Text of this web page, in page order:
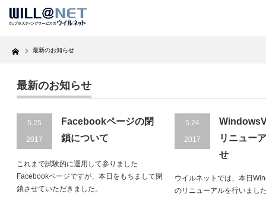
Home 最新のお知らせ
最新のお知らせ
5.25
2017
Facebookページの閉
鎖について
これまで試験的に運用して参りました
Facebookページですが、本日をもちまして閉
鎖させていただきました。
5.24
2017
リニュー
せ
ウイルネットでは、本日
のリニューアルを行いまし